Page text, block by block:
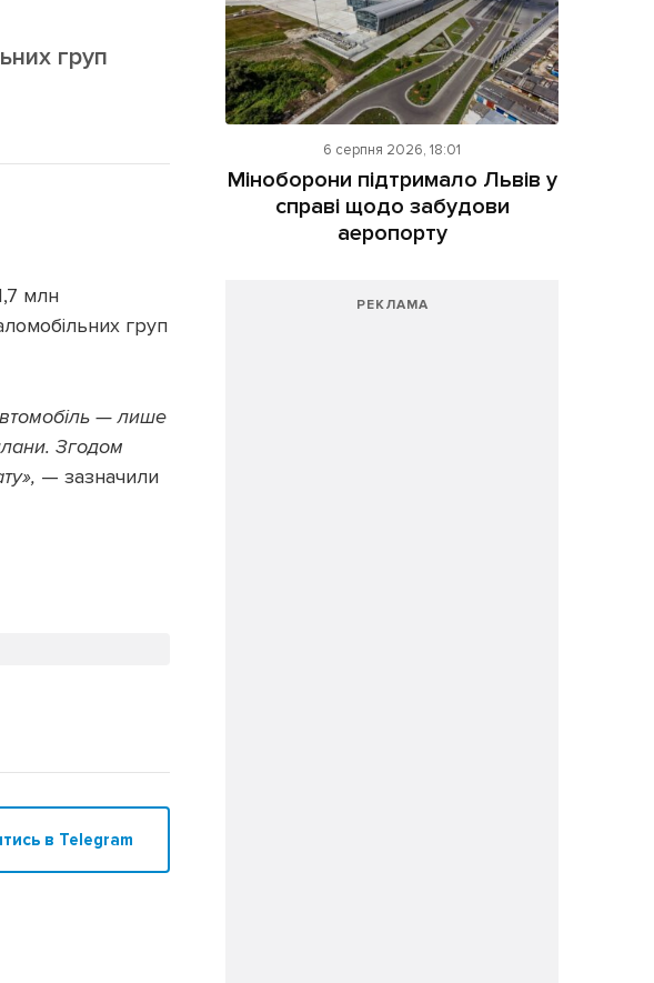
груп
млн
груп
— лише
Згодом
— зазначили
в Telegram
6 серпня 2026, 18:01
Міноборони підтримало Львів у
справі щодо забудови
аеропорту
РЕКЛАМА